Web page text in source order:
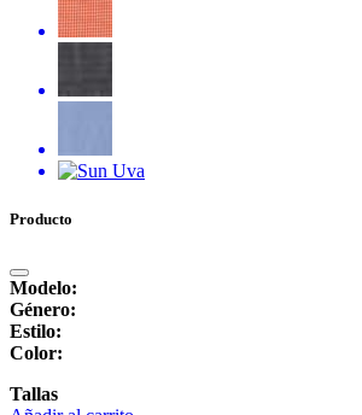
Producto
Modelo:
Género:
Estilo:
Color:
Tallas